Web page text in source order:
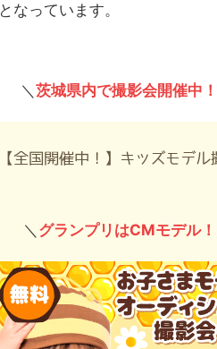
となっています。
＼ 茨城県内で撮影会開催中！
【全国開催中！】キッズモデル
＼ グランプリはCMモデル！